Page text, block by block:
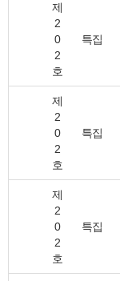
제
2
0
2
호
특집
제
2
0
2
호
특집
제
2
0
2
호
특집